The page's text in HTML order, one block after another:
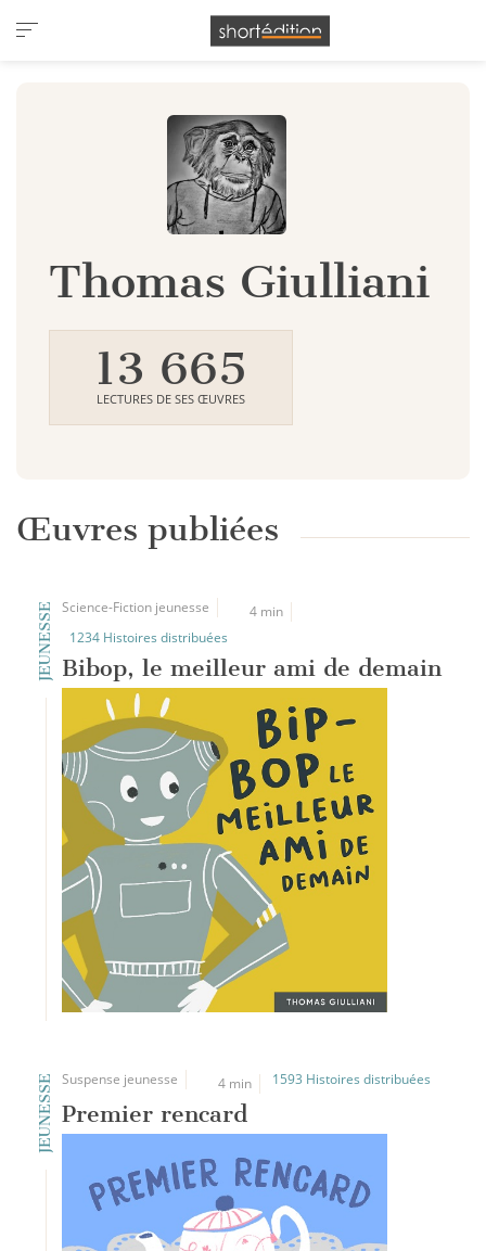
Panneau de gestion des cookies
Thomas Giulliani
13 665
LECTURES DE SES ŒUVRES
Œuvres publiées
JEUNESSE Science-Fiction jeunesse
4 min
1234 Histoires distribuées
Bibop, le meilleur ami de demain
JEUNESSE Suspense jeunesse 4 min 1593 Histoires distribuées
Premier rencard